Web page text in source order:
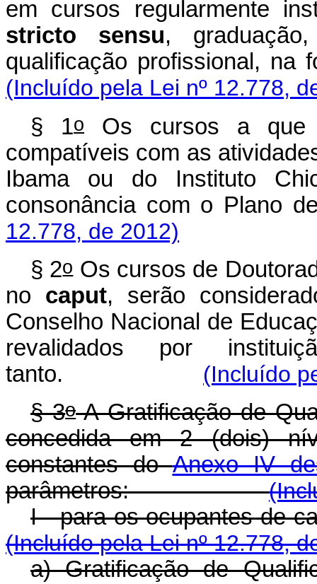
em cursos regularmente
stricto sensu,
qualificação profissional, na
(Incluído pela Lei nº 12.778,
§ 1oOs cursos a
compatíveis com as
Ibama ou do Instituto
consonância com o Plano
12.778, de 2012)
§ 2oOs cursos de
no caput, serão
Conselho Nacional de
revalidados por
tanto.
(Incluído
§ 3oA Gratificação de
concedida em 2 (dois)
constantes doAnexo IV
parâmetros:
I - para os
(Incluído pela Lei nº 12.778,
a) Gratificação de